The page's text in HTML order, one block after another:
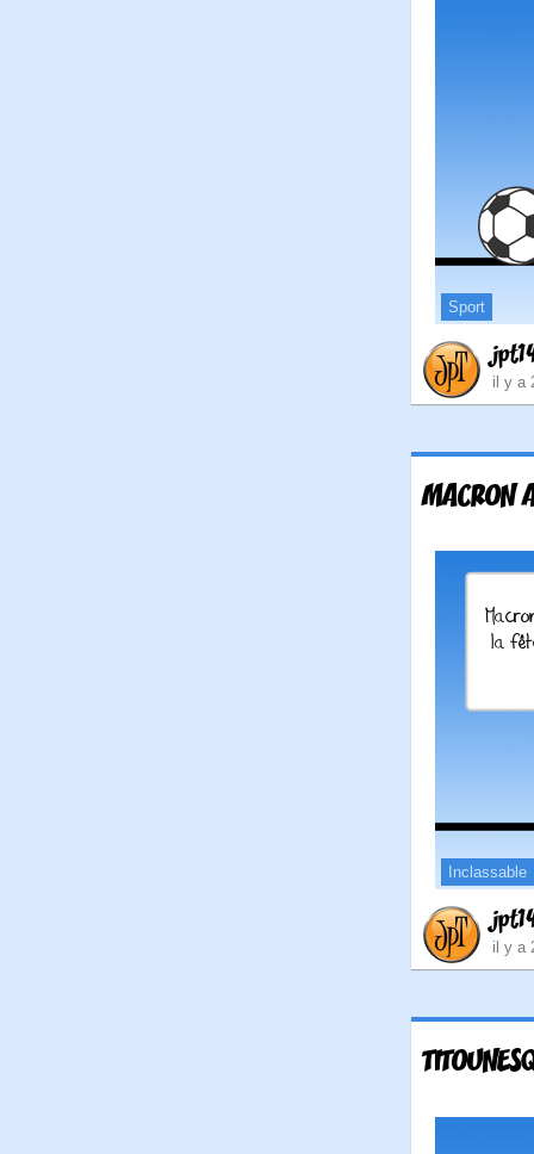
Sport
il y a
MACRON
Inclassable
il y a